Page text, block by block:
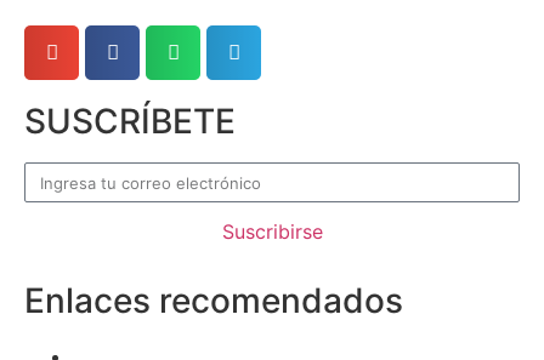
SUSCRÍBETE
Suscribirse
Enlaces recomendados